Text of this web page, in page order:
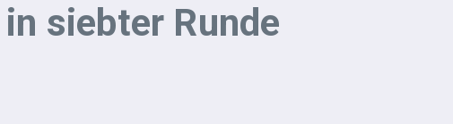
siebter Runde